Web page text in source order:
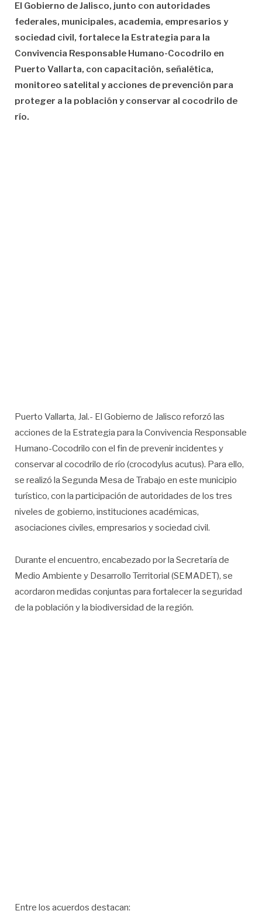
El Gobierno de Jalisco, junto con autoridades
federales, municipales, academia, empresarios y
sociedad civil, fortalece la Estrategia para la
Convivencia Responsable Humano-Cocodrilo en
Puerto Vallarta, con capacitación, señalética,
monitoreo satelital y acciones de prevención para
proteger a la población y conservar al cocodrilo de
río.
Puerto Vallarta, Jal.- El Gobierno de Jalisco reforzó las
acciones de la Estrategia para la Convivencia Responsable
Humano-Cocodrilo con el fin de prevenir incidentes y
conservar al cocodrilo de río (crocodylus acutus). Para ello,
se realizó la Segunda Mesa de Trabajo en este municipio
turístico, con la participación de autoridades de los tres
niveles de gobierno, instituciones académicas,
asociaciones civiles, empresarios y sociedad civil.
Durante el encuentro, encabezado por la Secretaría de
Medio Ambiente y Desarrollo Territorial (SEMADET), se
acordaron medidas conjuntas para fortalecer la seguridad
de la población y la biodiversidad de la región.
Entre los acuerdos destacan: